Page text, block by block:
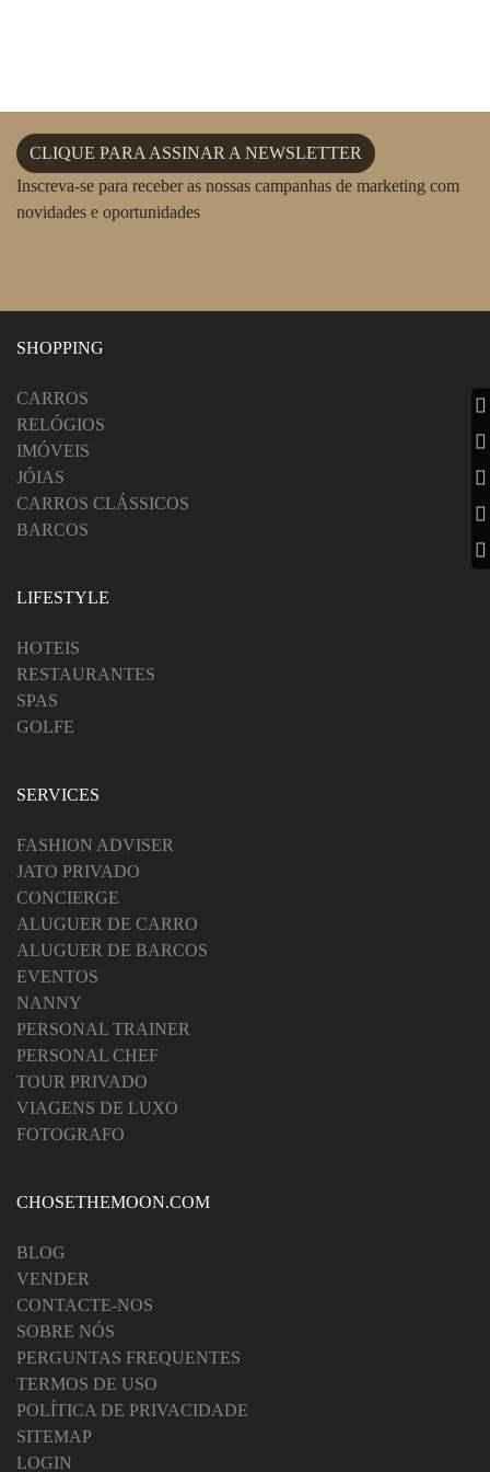
CLIQUE PARA ASSINAR A NEWSLETTER
Inscreva-se para receber as nossas campanhas de marketing com
novidades e oportunidades
SHOPPING
CARROS
RELÓGIOS
IMÓVEIS
JÓIAS
CARROS CLÁSSICOS
BARCOS
LIFESTYLE
HOTEIS
RESTAURANTES
SPAS
GOLFE
SERVICES
FASHION ADVISER
JATO PRIVADO
CONCIERGE
ALUGUER DE CARRO
ALUGUER DE BARCOS
EVENTOS
NANNY
PERSONAL TRAINER
PERSONAL CHEF
TOUR PRIVADO
VIAGENS DE LUXO
FOTOGRAFO
CHOSETHEMOON.COM
BLOG
VENDER
CONTACTE-NOS
SOBRE NÓS
PERGUNTAS FREQUENTES
TERMOS DE USO
POLÍTICA DE PRIVACIDADE
SITEMAP
LOGIN